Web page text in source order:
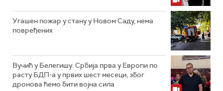
Угашен пожар у стану у Новом Саду, нема
повређених
Вучић у Белегишу: Србија прва у Европи по
расту БДП-а у првих шест месеци, због
дронова ћемо бити војна сила